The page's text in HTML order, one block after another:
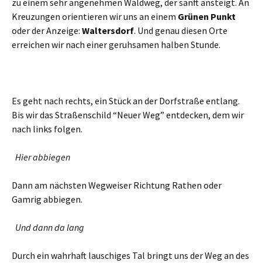
zu einem sehr angenehmen Waldweg, der sanft ansteigt. An
Kreuzungen orientieren wir uns an einem Grünen Punkt
oder der Anzeige: Waltersdorf. Und genau diesen Orte
erreichen wir nach einer geruhsamen halben Stunde.
Es geht nach rechts, ein Stück an der Dorfstraße entlang.
Bis wir das Straßenschild “Neuer Weg” entdecken, dem wir
nach links folgen.
Hier abbiegen
Dann am nächsten Wegweiser Richtung Rathen oder
Gamrig abbiegen.
Und dann da lang
Durch ein wahrhaft lauschiges Tal bringt uns der Weg an des